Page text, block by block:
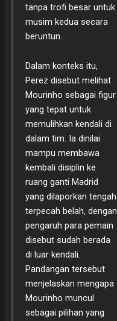
tanpa trofi besar untuk
musim kedua secara
beruntun.
Dalam konteks itu,
Perez disebut melihat
Mourinho sebagai figur
yang tepat untuk
memulihkan kendali di
dalam tim. Ia dinilai
mampu membawa
kembali disiplin ke
ruang ganti Madrid
yang dilaporkan tengah
terpecah belah, dengan
pengaruh para pemain
disebut sudah berada
di luar kendali.
Pandangan tersebut
menjelaskan mengapa
Mourinho muncul
sebagai pilihan yang